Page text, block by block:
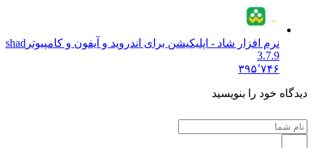
نرم افزار شاد - اپلیکیشن برای اندروید و آیفون و کامپیوتر shad
3.7.9
۳۹۵٬۷۴۶
دیدگاه خود را بنویسید